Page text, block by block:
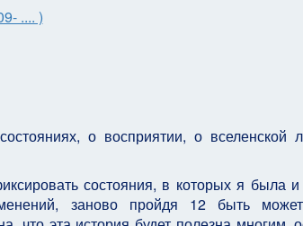
.... )
о восприятии, о вселенской
состояния, в которых я была и
заново пройдя 12 быть